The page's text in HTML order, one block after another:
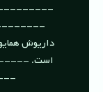
داریوش
است.